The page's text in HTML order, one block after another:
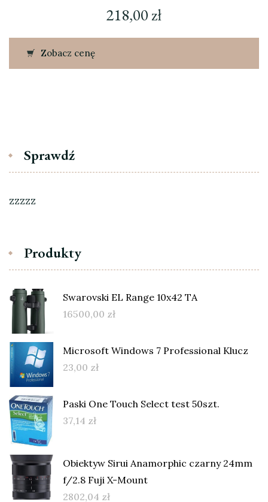
218,00zł
Zobacz cenę
Sprawdź
zzzzz
Produkty
Swarovski EL Range 10x42 TA
16500,00 zł
Microsoft Windows 7 Professional Klucz
23,00 zł
Paski One Touch Select test 50szt.
37,14 zł
Obiektyw Sirui Anamorphic czarny 24mm
f/2.8 Fuji X-Mount
2802,04 zł